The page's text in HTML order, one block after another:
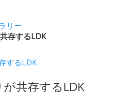
リー
存するLDK
共存するLDK